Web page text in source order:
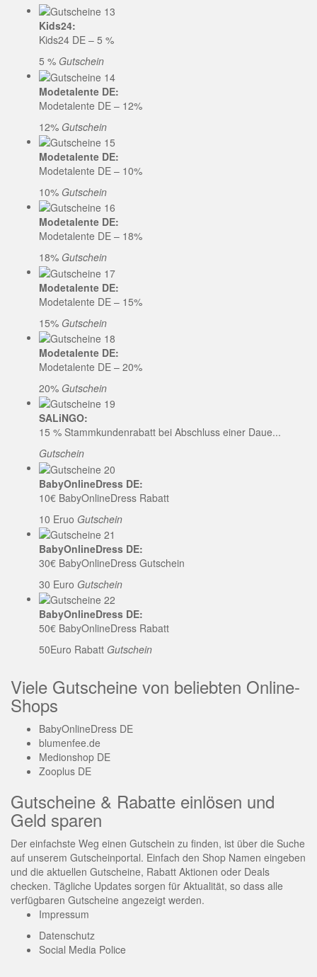
Kids24:
Kids24 DE – 5 %
5 % Gutschein
Modetalente DE:
Modetalente DE – 12%
12% Gutschein
Modetalente DE:
Modetalente DE – 10%
10% Gutschein
Modetalente DE:
Modetalente DE – 18%
18% Gutschein
Modetalente DE:
Modetalente DE – 15%
15% Gutschein
Modetalente DE:
Modetalente DE – 20%
20% Gutschein
SALiNGO:
15 % Stammkundenrabatt bei Abschluss einer Daue...
Gutschein
BabyOnlineDress DE:
10€ BabyOnlineDress Rabatt
10 Eruo Gutschein
BabyOnlineDress DE:
30€ BabyOnlineDress Gutschein
30 Euro Gutschein
BabyOnlineDress DE:
50€ BabyOnlineDress Rabatt
50Euro Rabatt Gutschein
Viele Gutscheine von beliebten Online-
Shops
BabyOnlineDress DE
blumenfee.de
Medionshop DE
Zooplus DE
Gutscheine & Rabatte einlösen und
Geld sparen
Der einfachste Weg einen Gutschein zu finden, ist über die Suche
auf unserem Gutscheinportal. Einfach den Shop Namen eingeben
und die aktuellen Gutscheine, Rabatt Aktionen oder Deals
checken. Tägliche Updates sorgen für Aktualität, so dass alle
verfügbaren Gutscheine angezeigt werden.
Impressum
Datenschutz
Social Media Police